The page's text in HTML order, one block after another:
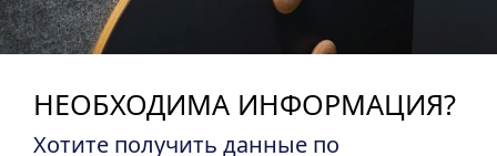
НЕОБХОДИМА ИНФОРМАЦИЯ?
Хотите получить данные по